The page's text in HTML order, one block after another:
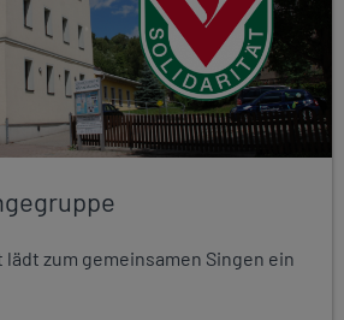
zum gemeinsamen Singen ein